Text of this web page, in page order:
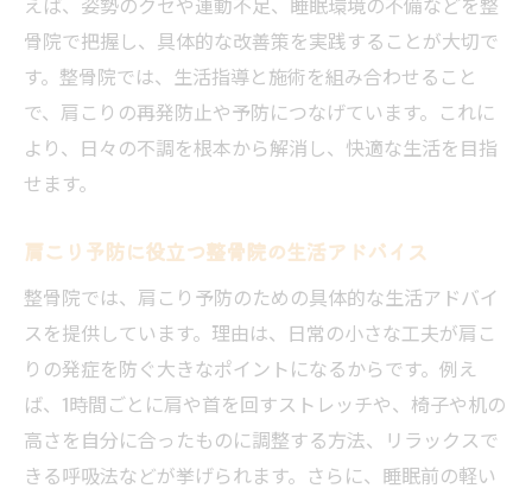
骨院で把握し、具体的な改善策を実践することが大切で
す。整骨院では、生活指導と施術を組み合わせること
で、肩こりの再発防止や予防につなげています。これに
より、日々の不調を根本から解消し、快適な生活を目指
せます。
肩こり予防に役立つ整骨院の生活アドバイス
整骨院では、肩こり予防のための具体的な生活アドバイ
スを提供しています。理由は、日常の小さな工夫が肩こ
りの発症を防ぐ大きなポイントになるからです。例え
ば、1時間ごとに肩や首を回すストレッチや、椅子や机の
高さを自分に合ったものに調整する方法、リラックスで
きる呼吸法などが挙げられます。さらに、睡眠前の軽い